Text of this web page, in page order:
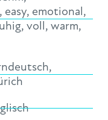
, easy, emotional,
, voll, warm,
,